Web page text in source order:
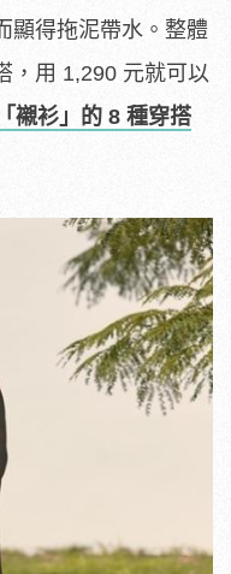
顯得拖泥帶水。整體
，用 1,290 元就可以
「襯衫」的 8 種穿搭